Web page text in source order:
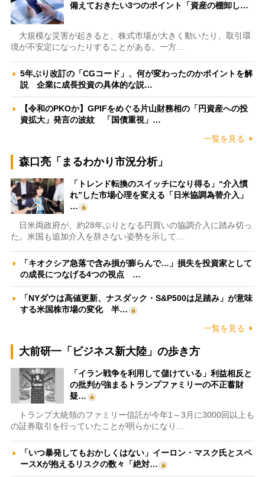
備えておきたい3つのポイント「資産の棚卸し…
大規模な災害が起きると、株式市場が大きく動いたり、取引環
境が不安定になったりすることがある。一方…
5年ぶり改訂の「CGコード」、何が変わったのかポイントを解
説 企業に成長投資の具体的な説…
【令和のPKOか】GPIFをめぐる片山財務相の「円資産への投
資拡大」発言の波紋 「国債重視」…
一覧を見る
森口亮「まるわかり市況分析」
「トレンド転換のスイッチになり得る」“介入慣
れ”した市場心理を変える「日米協調為替介入」
…
日米両政府が、約28年ぶりとなる円買いの協調介入に踏み切っ
た。米国も追加介入を辞さない姿勢を示して…
「キオクシア急落で含み損が膨らんで…」損失を投資家として
の成長につなげる4つの視点 …
「NYダウは高値更新、ナスダック・S&P500は足踏み」が意味
する米国株市場の変化 半…
一覧を見る
大前研一「ビジネス新大陸」の歩き方
「イラン戦争を利用して儲けている」利益相反と
の批判が強まるトランプファミリーの不正蓄財
疑…
トランプ大統領のファミリー信託が今年1～3月に3000回以上も
の証券取引を行っていたことが明らかになり…
「いつ暴発してもおかしくはない」イーロン・マスク氏とスペ
ースXが抱えるリスクの数々「絶対…